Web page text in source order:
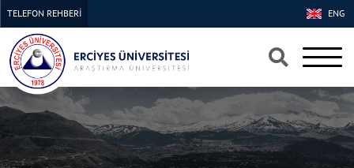
×
×
ENG
TELEFON REHBERİ